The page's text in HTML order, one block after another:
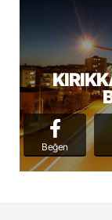
Beğen